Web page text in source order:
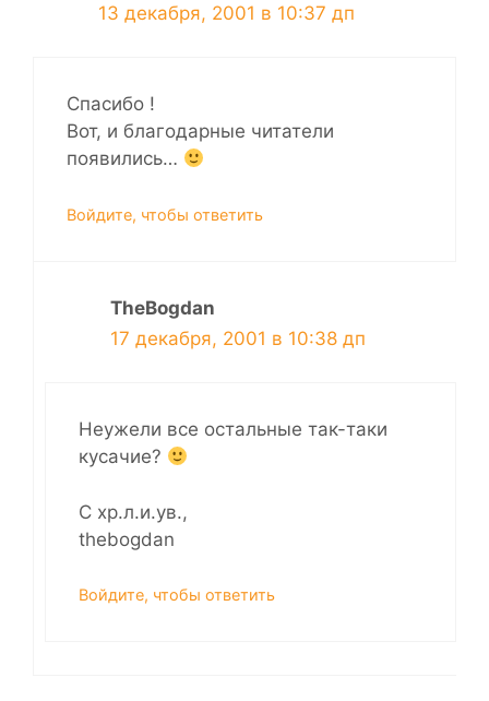
13 декабря, 2001 в 10:37 дп
Спасибо !
Вот, и благодарные читатели
появились…
Войдите, чтобы ответить
TheBogdan
17 декабря, 2001 в 10:38 дп
Неужели все остальные так-таки
кусачие?
С хр.л.и.ув.,
thebogdan
Войдите, чтобы ответить